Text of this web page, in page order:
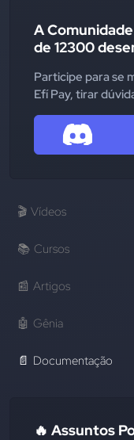
A
de 12300
Participe para se
Efí Pay, tirar
🎬 Vídeos
📚 Cursos
📰 Artigos
🤖 Gênia
📄 Documentação
🔥 Assuntos